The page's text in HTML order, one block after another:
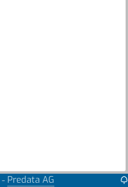
- Predata AG